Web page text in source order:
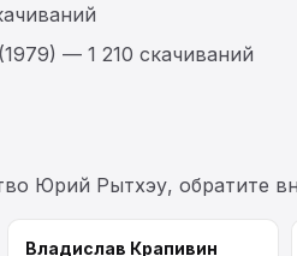
(1979) — 1 210 скачиваний
Юрий Рытхэу, обратите
Владислав Крапивин